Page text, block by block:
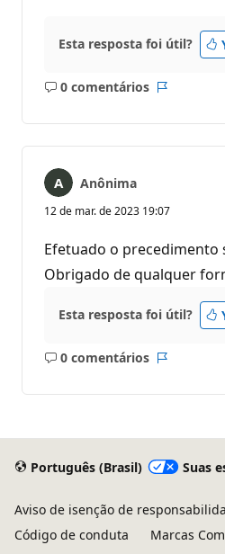
Esta resposta foi útil?
0 comentários
Sem
Anônima
12 de mar. de 2023 19:07
Efetuado o precedimento
Obrigado de qualquer
Esta resposta foi útil?
0 comentários
Sem
Português (Brasil) Suas
Aviso de isenção de
Código de conduta
Marcas